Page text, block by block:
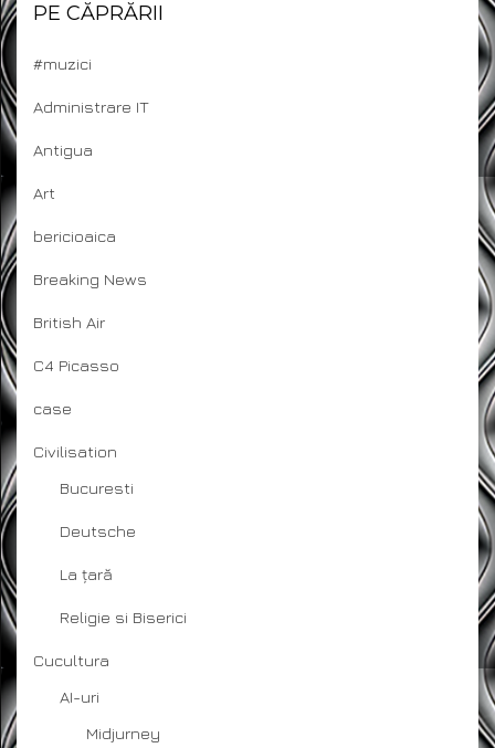
PE CĂPRĂRII
#muzici
Administrare IT
Antigua
Art
bericioaica
Breaking News
British Air
C4 Picasso
case
Civilisation
Bucuresti
Deutsche
La țară
Religie si Biserici
Cucultura
AI-uri
Midjurney